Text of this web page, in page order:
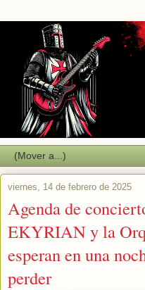
viernes, 14 de febrero de 2025
Agenda de
EKYRIAN y la
esperan en una
perder